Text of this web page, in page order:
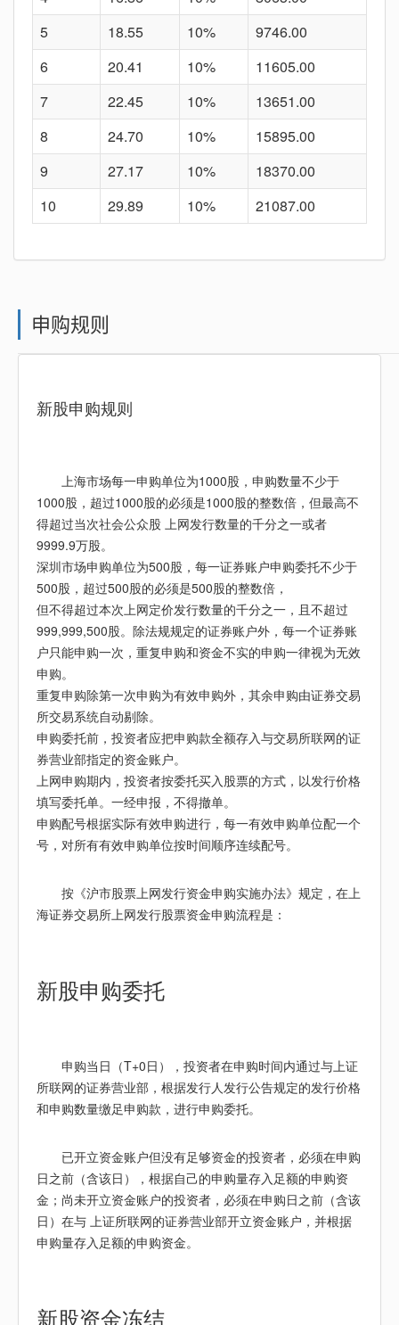
5
18.55 10%
9746.00
6
20.41 10%
11605.00
7
22.45 10%
13651.00
8
24.70 10%
15895.00
9
27.17 10%
18370.00
10
29.89 10% 21087.00
申购规则
新股申购规则
上海市场每一申购单位为1000股，申购数量不少于
1000股，超过1000股的必须是1000股的整数倍，但最高不
得超过当次社会公众股 上网发行数量的千分之一或者
9999.9万股。
深圳市场申购单位为500股，每一证券账户申购委托不少于
500股，超过500股的必须是500股的整数倍，
但不得超过本次上网定价发行数量的千分之一，且不超过
999,999,500股。除法规规定的证券账户外，每一个证券账
户只能申购一次，重复申购和资金不实的申购一律视为无效
申购。
重复申购除第一次申购为有效申购外，其余申购由证券交易
所交易系统自动剔除。
申购委托前，投资者应把申购款全额存入与交易所联网的证
券营业部指定的资金账户。
上网申购期内，投资者按委托买入股票的方式，以发行价格
填写委托单。一经申报，不得撤单。
申购配号根据实际有效申购进行，每一有效申购单位配一个
号，对所有有效申购单位按时间顺序连续配号。
按《沪市股票上网发行资金申购实施办法》规定，在上
海证券交易所上网发行股票资金申购流程是：
新股申购委托
申购当日（T+0日），投资者在申购时间内通过与上证
所联网的证券营业部，根据发行人发行公告规定的发行价格
和申购数量缴足申购款，进行申购委托。
已开立资金账户但没有足够资金的投资者，必须在申购
日之前（含该日），根据自己的申购量存入足额的申购资
金；尚未开立资金账户的投资者，必须在申购日之前（含该
日）在与 上证所联网的证券营业部开立资金账户，并根据
申购量存入足额的申购资金。
新股资金冻结